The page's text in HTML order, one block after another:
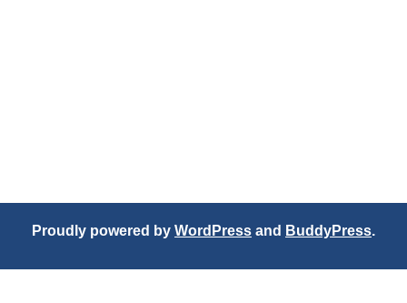
Proudly powered by WordPress and BuddyPress.